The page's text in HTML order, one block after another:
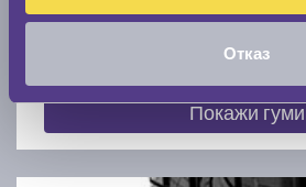
Отказ
Модел
Покажи гуми